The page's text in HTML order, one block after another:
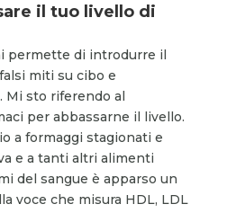
il tuo livello di
permette di introdurre il
miti su cibo e
Mi sto riferendo al
per abbassarne il livello.
a formaggi stagionati e
e a tanti altri alimenti
del sangue è apparso un
voce che misura HDL, LDL